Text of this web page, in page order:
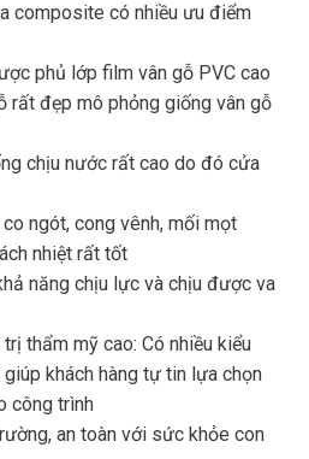
composite có nhiều ưu điểm
phủ lớp film vân gỗ PVC cao
rất đẹp mô phỏng giống vân gỗ
chịu nước rất cao do đó cửa
ngót, cong vênh, mối mọt
nhiệt rất tốt
năng chịu lực và chịu được va
thẩm mỹ cao: Có nhiều kiểu
khách hàng tự tin lựa chọn
công trình
an toàn với sức khỏe con